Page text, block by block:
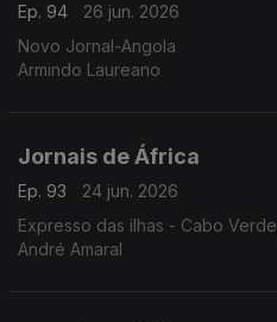
Ep. 94
26 jun. 2026
Novo Jornal-Angola
Armindo Laureano
Jornais de África
Ep. 93
24 jun. 2026
Expresso das ilhas - Cabo Verde,
André Amaral